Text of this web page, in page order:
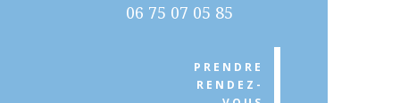
06 75 07 05 85
PRENDRE
RENDEZ-